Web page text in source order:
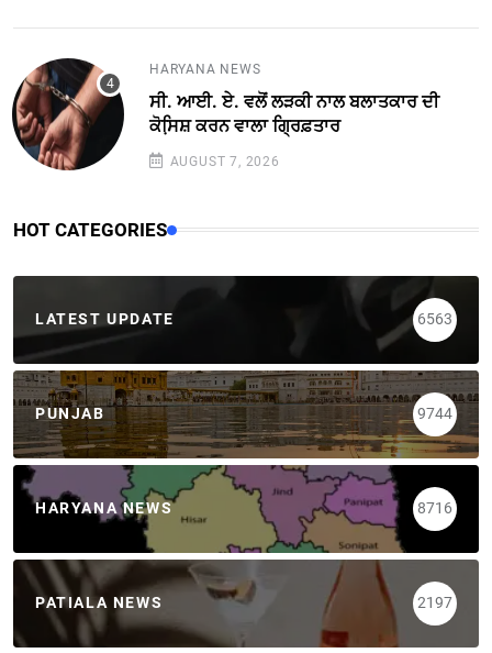
HARYANA NEWS
ਸੀ. ਆਈ. ਏ. ਵਲੋਂ ਲੜਕੀ ਨਾਲ ਬਲਾਤਕਾਰ ਦੀ
ਕੋਸਿ਼ਸ਼ ਕਰਨ ਵਾਲਾ ਗ੍ਰਿਫ਼ਤਾਰ
AUGUST 7, 2026
HOT CATEGORIES
LATEST UPDATE 6563
PUNJAB 9744
HARYANA NEWS 8716
PATIALA NEWS 2197